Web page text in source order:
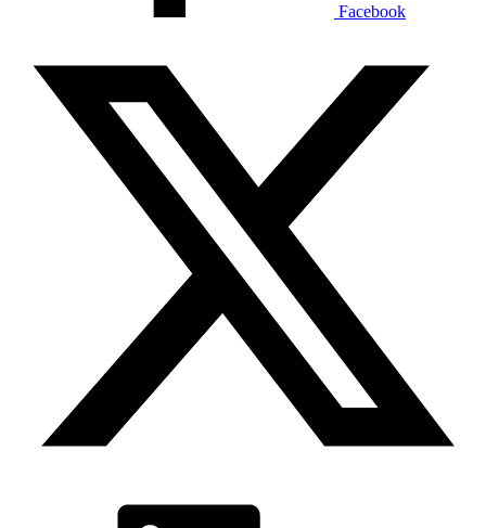
Facebook